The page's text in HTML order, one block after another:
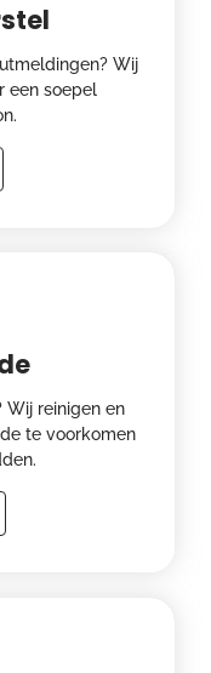
Wij
een soepel
Wij reinigen en
te voorkomen